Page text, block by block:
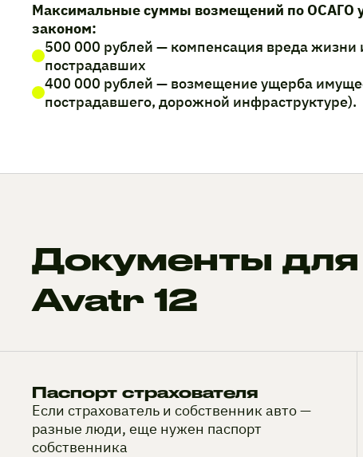
Максимальные суммы возмещений по ОСАГО
законом:
500 000 рублей — компенсация вреда жизни
пострадавших
400 000 рублей — возмещение ущерба
пострадавшего, дорожной инфраструктуре).
Документы
Avatr 12
Паспорт страхователя
Если страхователь и собственник авто —
разные люди, еще нужен паспорт
собственника